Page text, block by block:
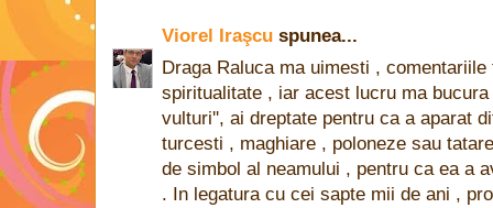
Viorel Iraşcu spunea...
Draga Raluca ma uimesti ,
spiritualitate , iar acest lucru ma
vulturi'', ai dreptate pentru ca a aparat
turcesti , maghiare , poloneze sau
de simbol al neamului , pentru ca ea a
. In legatura cu cei sapte mii de ani ,